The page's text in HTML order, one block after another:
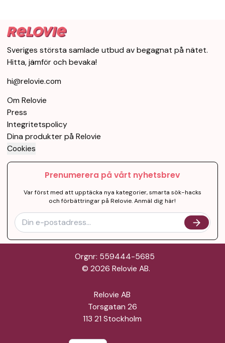
Sveriges största samlade utbud av begagnat på nätet.
Hitta, jämför och bevaka!
hi@relovie.com
Om Relovie
Press
Integritetspolicy
Dina produkter på Relovie
Cookies
Prenumerera på vårt nyhetsbrev
Var först med att upptäcka nya kategorier, smarta sök-hacks
och förbättringar på Relovie. Anmäl dig här!
Orgnr: 559444-5685
© 2026 Relovie AB.
Relovie AB
Torsgatan 26
113 21 Stockholm